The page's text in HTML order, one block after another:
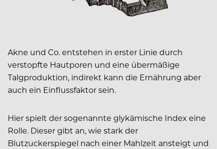
Akne und Co. entstehen in erster Linie durch
verstopfte Hautporen und eine übermäßige
Talgproduktion, indirekt kann die Ernährung aber
auch ein Einflussfaktor sein.
Hier spielt der sogenannte glykämische Index eine
Rolle. Dieser gibt an, wie stark der
Blutzuckerspiegel nach einer Mahlzeit ansteigt und